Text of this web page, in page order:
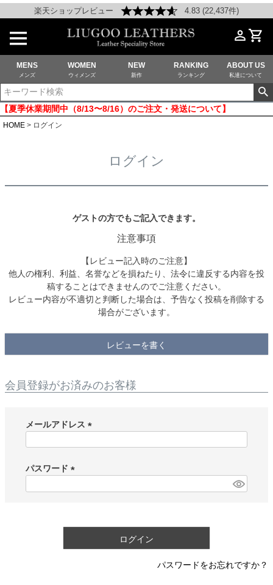
楽天ショップレビュー 4.83 (22,437件)
MENS
メンズ
WOMEN
ウィメンズ
NEW
新作
RANKING
ランキング
ABOUT US
私達について
【夏季休業期間中（8/13〜8/16）のご注文・発送について】
HOME ログイン
ログイン
ゲストの方でもご記入できます。
注意事項
【レビュー記入時のご注意】
他人の権利、利益、名誉などを損ねたり、法令に違反する内容を投
稿することはできませんのでご注意ください。
レビュー内容が不適切と判断した場合は、予告なく投稿を削除する
場合がございます。
レビューを書く
会員登録がお済みのお客様
メールアドレス
)
パスワード
ログイン
パスワードをお忘れですか？